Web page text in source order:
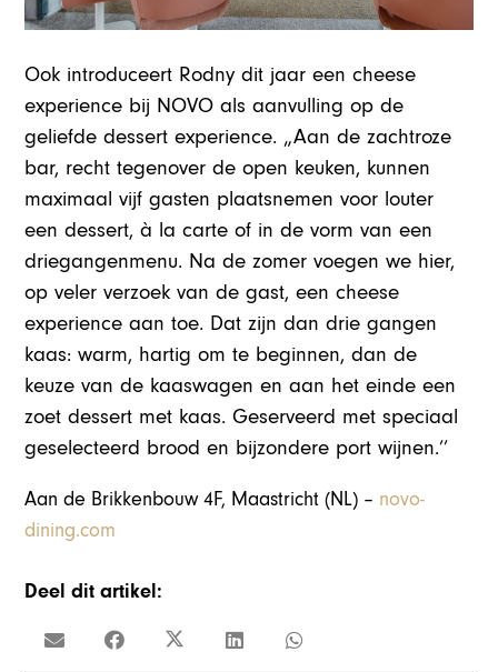
Ook introduceert Rodny dit jaar een cheese
experience bij NOVO als aanvulling op de
geliefde dessert experience. „Aan de zachtroze
bar, recht tegenover de open keuken, kunnen
maximaal vijf gasten plaatsnemen voor louter
een dessert, à la carte of in de vorm van een
driegangenmenu. Na de zomer voegen we hier,
op veler verzoek van de gast, een cheese
experience aan toe. Dat zijn dan drie gangen
kaas: warm, hartig om te beginnen, dan de
keuze van de kaaswagen en aan het einde een
zoet dessert met kaas. Geserveerd met speciaal
geselecteerd brood en bijzondere port wijnen.’’
Aan de Brikkenbouw 4F, Maastricht (NL) – novo-
dining.com
Deel dit artikel: